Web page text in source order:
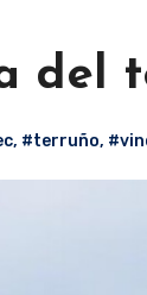
del
, #terruño,